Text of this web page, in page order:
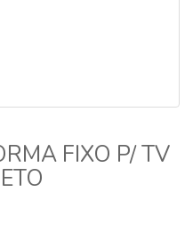
FIXO P/ TV